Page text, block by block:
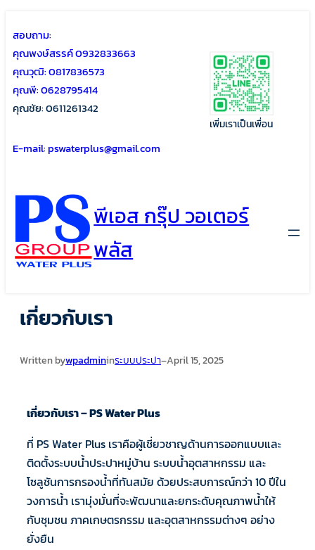
to
content
to
content
สอบถาม:
คุณพงษ์สรรค์ 0932833663
คุณวุฒิ: 0817836573
คุณพี: 0628795414
คุณชัย: 0611261342
E-mail: pswaterplus@gmail.com
เพิ่มเราเป็นเพื่อน
พีเอส กรุ๊ป วอเตอร์
พลัส
เกี่ยวกับเรา
Written bywpadmininระบบประปา–April 15, 2025
เกี่ยวกับเรา – PS Water Plus
ที่ PS Water Plus เราคือผู้เชี่ยวชาญด้านการออกแบบและ
ติดตั้งระบบน้ำประปาหมู่บ้าน ระบบน้ำอุตสาหกรรม และ
โซลูชันการกรองน้ำที่ทันสมัย ด้วยประสบการณ์กว่า 10 ปีใน
วงการน้ำ เรามุ่งมั่นที่จะพัฒนาและยกระดับคุณภาพน้ำให้
กับชุมชน ภาคเกษตรกรรม และอุตสาหกรรมต่างๆ อย่าง
ยั่งยืน